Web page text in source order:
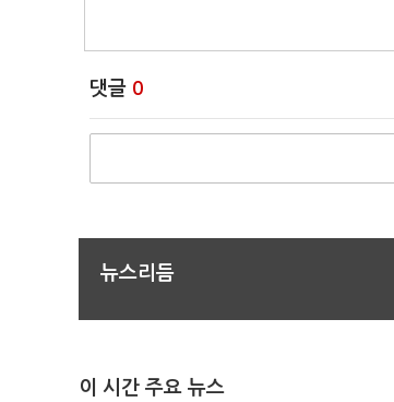
댓글 0
뉴스리듬
이 시간 주요 뉴스